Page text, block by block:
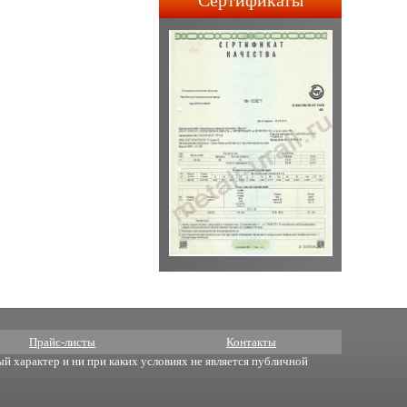
строительства АПЛ 4-го и
5-го поколений.
Прайс-листы Контакты
характер и ни при каких условиях не является публичной